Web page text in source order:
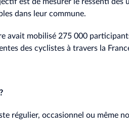
est de mesurer le ressenti
dans leur commune.
avait mobilisé 275 000
des cyclistes à travers la
régulier, occasionnel ou même